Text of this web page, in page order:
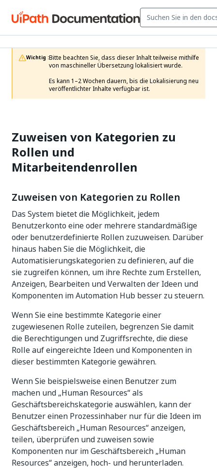
Wichtig :Bitte beachten Sie, dass dieser Inhalt teilweise mithilfe
von maschineller Übersetzung lokalisiert wurde.
Es kann 1–2 Wochen dauern, bis die Lokalisierung neu
veröffentlichter Inhalte verfügbar ist.
Zuweisen von Kategorien zu
Rollen und
Mitarbeitendenrollen
Zuweisen von Kategorien zu Rollen
Das System bietet die Möglichkeit, jedem
Benutzerkonto eine oder mehrere standardmäßige
oder benutzerdefinierte Rollen zuzuweisen. Darüber
hinaus haben Sie die Möglichkeit, die
Automatisierungskategorien zu definieren, auf die
sie zugreifen können, um ihre Rechte zum Erstellen,
Anzeigen, Bearbeiten und Verwalten der Ideen und
Komponenten im Automation Hub besser zu steuern.
Wenn Sie eine bestimmte Kategorie einer
zugewiesenen Rolle zuteilen, begrenzen Sie damit
die Berechtigungen und Zugriffsrechte, die diese
Rolle auf eingereichte Ideen und Komponenten in
dieser bestimmten Kategorie gewähren.
Wenn Sie beispielsweise einen Benutzer zum
machen und „Human Resources“ als
Geschäftsbereichskategorie auswählen, kann der
Benutzer einen Prozessinhaber nur für die Ideen im
Geschäftsbereich „Human Resources“ anzeigen,
teilen, überprüfen und zuweisen sowie
Komponenten nur im Geschäftsbereich „Human
Resources“ anzeigen, hoch- und herunterladen.